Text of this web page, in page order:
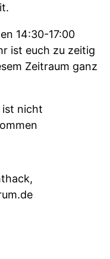
14:30-17:00
ist euch zu zeitig
Zeitraum ganz
ist nicht